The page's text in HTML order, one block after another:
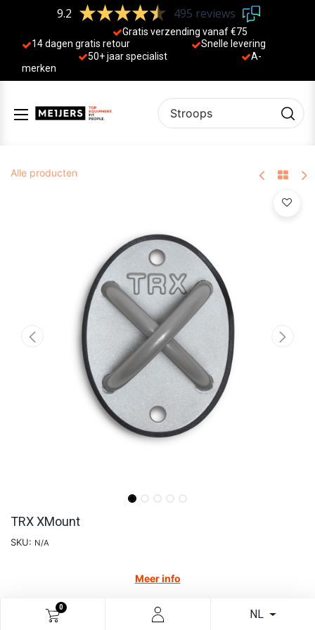
0
NL
9.2 495 reviews
Gratis verzending vanaf €75
14 dagen gratis retour
Sne lle levering
50+ jaar specialist
A-
merken
Alle producten
TRX XMount
SKU: N/A
Meer info